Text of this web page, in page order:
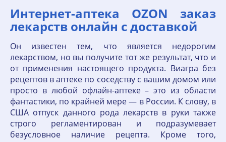
Интернет-аптека OZON заказ
лекарств онлайн с доставкой
Он известен тем, что является недорогим
лекарством, но вы получите тот же результат, что и
от применения настоящего продукта. Виагра без
рецептов в аптеке по соседству с вашим домом или
просто в любой офлайн-аптеке – это из области
фантастики, по крайней мере — в России. К слову, в
США отпуск данного рода лекарств в руки также
строго регламентирован и подразумевает
безусловное наличие рецепта. Кроме того,